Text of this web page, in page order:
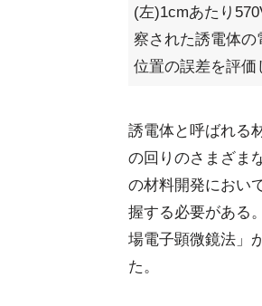
(左)1cmあたり
察された誘電体
位置の誤差を評
誘電体と呼ばれる
の回りのさまざま
の材料開発におい
握する必要がある
場電子顕微鏡法」
た。